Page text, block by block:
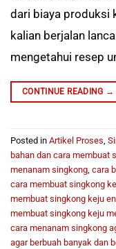
dari biaya produksi
kalian berjalan
mengetahui resep
CONTINUE READING →
Posted in Artikel Proses,
bahan dan cara membuat
menanam singkong, cara
cara membuat singkong
membuat singkong keju
membuat singkong keju
cara menanam singkong
agar berbuah banyak dan